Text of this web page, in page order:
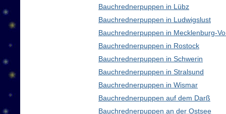
Bauchrednerpuppen in Lübz
Bauchrednerpuppen in Ludwigslust
Bauchrednerpuppen in Mecklenburg-
Bauchrednerpuppen in Rostock
Bauchrednerpuppen in Schwerin
Bauchrednerpuppen in Stralsund
Bauchrednerpuppen in Wismar
Bauchrednerpuppen auf dem Darß
Bauchrednerpuppen an der Ostsee